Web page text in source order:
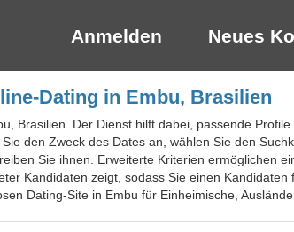
Anmelden Neues
Dating in Embu, Brasilien
Brasilien. Der Dienst hilft dabei, passende
den Zweck des Dates an, wählen Sie den
Sie ihnen. Erweiterte Kriterien ermöglichen
Kandidaten zeigt, sodass Sie einen Kandidaten
Dating-Site in Embu für Einheimische,